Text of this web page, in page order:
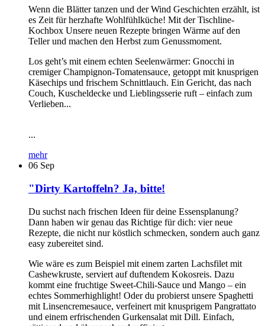
Wenn die Blätter tanzen und der Wind Geschichten erzählt, ist
es Zeit für herzhafte Wohlfühlküche! Mit der Tischline-
Kochbox Unsere neuen Rezepte bringen Wärme auf den
Teller und machen den Herbst zum Genussmoment.
Los geht’s mit einem echten Seelenwärmer: Gnocchi in
cremiger Champignon-Tomatensauce, getoppt mit knusprigen
Käsechips und frischem Schnittlauch. Ein Gericht, das nach
Couch, Kuscheldecke und Lieblingsserie ruft – einfach zum
Verlieben...
...
mehr
06 Sep
"Dirty Kartoffeln? Ja, bitte!
Du suchst nach frischen Ideen für deine Essensplanung?
Dann haben wir genau das Richtige für dich: vier neue
Rezepte, die nicht nur köstlich schmecken, sondern auch ganz
easy zubereitet sind.
Wie wäre es zum Beispiel mit einem zarten Lachsfilet mit
Cashewkruste, serviert auf duftendem Kokosreis. Dazu
kommt eine fruchtige Sweet-Chili-Sauce und Mango – ein
echtes Sommerhighlight! Oder du probierst unsere Spaghetti
mit Linsencremesauce, verfeinert mit knusprigem Pangrattato
und einem erfrischenden Gurkensalat mit Dill. Einfach,